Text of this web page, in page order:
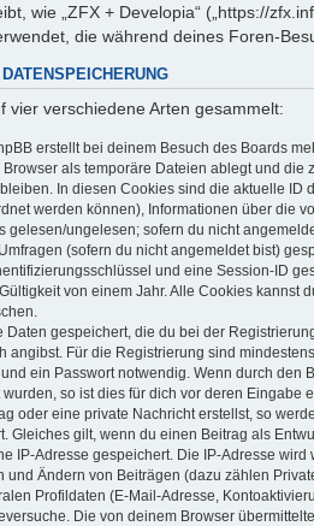
wie „ZFX + Developia“ („https://
die während deines Foren-
vier verschiedene Arten gesammelt:
erstellt bei deinem Besuch des Boards
als temporäre Dateien ablegt und die
In diesen Cookies sind die aktuelle ID
werden können), Informationen über die
gelesen/ungelesen; sofern du nicht
(sofern du nicht angemeldet bist)
und eine Session-ID
von einem Jahr. Alle Cookies kannst
Daten gespeichert, die du bei der
angibst. Für die Registrierung sind
ein Passwort notwendig. Wenn durch den
so ist dies für dich vor deren Eingabe
oder eine private Nachricht erstellst, so
Gleiches gilt, wenn du einen Beitrag als
IP-Adresse gespeichert. Die IP-Adresse
und Ändern von Beiträgen (dazu zählen
Profildaten (E-Mail-Adresse,
Die von deinem Browser